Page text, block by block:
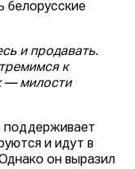
белорусские
и продавать.
к
— милости
поддерживает
и идут в
он выразил